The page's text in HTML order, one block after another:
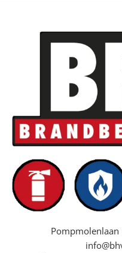
Pompmolenlaan